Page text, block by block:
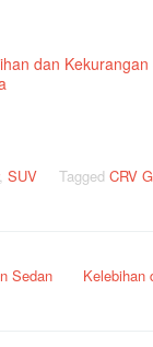
dan
, SUV Tagged CRV
Sedan
Kelebihan